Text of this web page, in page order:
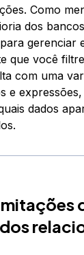
Como
dos
gerenciar
que você
com uma
e
dados